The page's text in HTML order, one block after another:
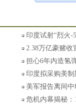
印度试射“烈火-
2.38万亿豪赌收
担心6年内造氢
印度拟采购美
美军报告离间
危机内幕揭秘